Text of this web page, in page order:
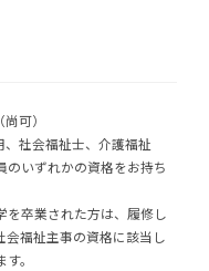
可）
社会福祉士、介護福祉
のいずれかの資格をお持ち
卒業された方は、履修し
会福祉主事の資格に該当し
。